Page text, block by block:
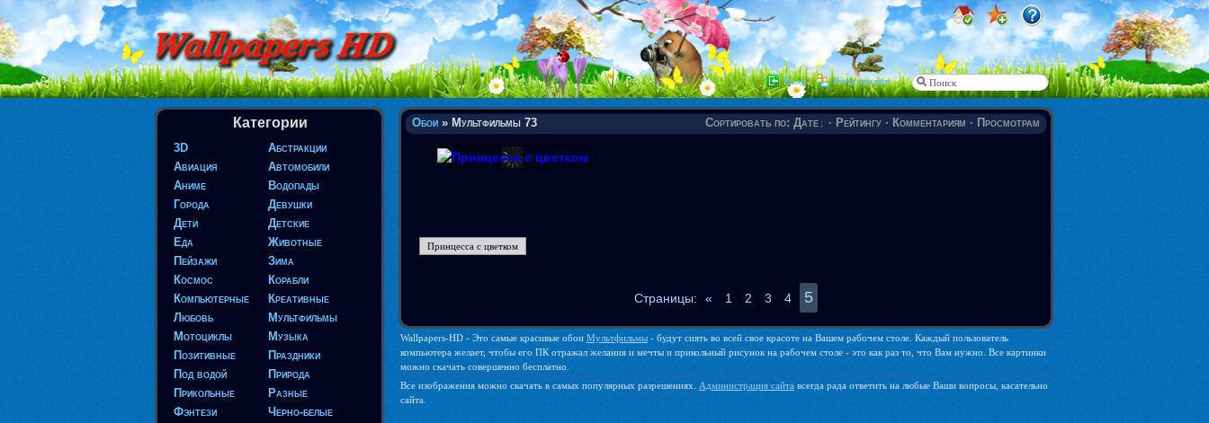
Вход Регистрация
Категории
3D
Абстракции
Авиация
Автомобили
Аниме
Водопады
Города
Девушки
Дети
Детские
Еда
Животные
Пейзажи
Зима
Космос
Корабли
Компьютерные
Креативные
Любовь
Мультфильмы
Мотоциклы
Музыка
Позитивные
Праздники
Под водой
Природа
Прикольные
Разные
Фэнтези
Черно-белые
Сортировать по: Дате · Рейтингу · Комментариям · Просмотрам
Обои » Мультфильмы 73
Принцесса с цветком
Страницы: « 1 2 3 4 5
Wallpapers-HD - Это самые красивые обои Мультфильмы - будут сиять во всей свое красоте на Вашем рабочем столе. Каждый пользователь
компьютера желает, чтобы его ПК отражал желания и мечты и прикольный рисунок на рабочем столе - это как раз то, что Вам нужно. Все картинки
можно скачать совершенно бесплатно.
Все изображения можно скачать в самых популярных разрешениях. Администрация сайта всегда рада ответить на любые Ваши вопросы, касательно
сайта.